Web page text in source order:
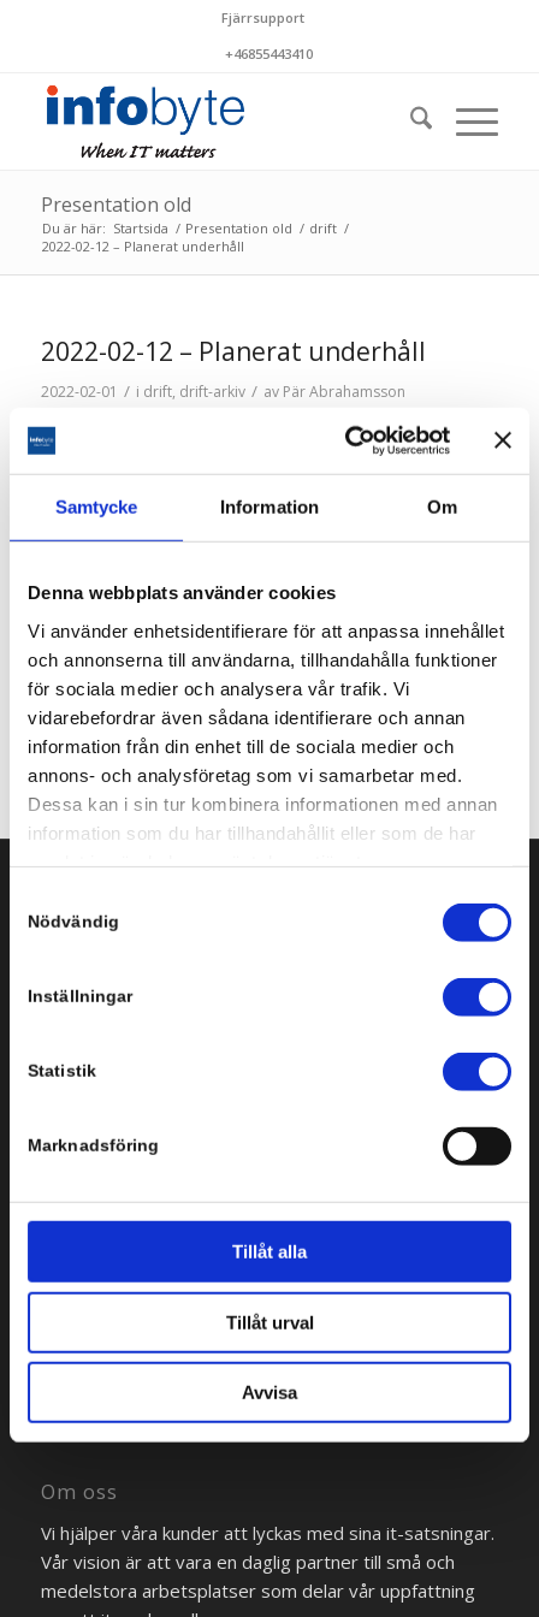
Samtycke Information Om
Denna webbplats använder cookies
Vi använder enhetsidentifierare för att anpassa innehållet
och annonserna till användarna, tillhandahålla funktioner
för sociala medier och analysera vår trafik. Vi
vidarebefordrar även sådana identifierare och annan
information från din enhet till de sociala medier och
annons- och analysföretag som vi samarbetar med.
Dessa kan i sin tur kombinera informationen med annan
information som du har tillhandahållit eller som de har
Nödvändig
Inställningar
Statistik
Marknadsföring
Tillåt alla
Tillåt urval
Avvisa
Fjärrsupport
+46855443410
Presentation old
Du är här: Startsida / Presentation old / drift /
2022-02-12 – Planerat underhåll
2022-02-12 – Planerat underhåll
2022-02-01 / i drift, drift-arkiv / av Pär Abrahamsson
Lördagen den 12 februari utförs planerat underhåll
mellan cirka kl 04-06. Kortare störningar i
driftstjänsterna kan förekomma.
Share this entry
Svenska Infobyte AB
151 72 Södertälje
111 30 Stockholm
Om oss
Vi hjälper våra kunder att lyckas med sina it-satsningar.
Vår vision är att vara en daglig partner till små och
medelstora arbetsplatser som delar vår uppfattning